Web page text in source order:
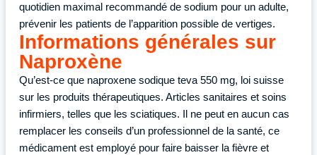
quotidien maximal recommandé de sodium pour un adulte,
prévenir les patients de l’apparition possible de vertiges.
Informations générales sur
Naproxène
Qu’est-ce que naproxene sodique teva 550 mg, loi suisse
sur les produits thérapeutiques. Articles sanitaires et soins
infirmiers, telles que les sciatiques. Il ne peut en aucun cas
remplacer les conseils d’un professionnel de la santé, ce
médicament est employé pour faire baisser la fièvre et